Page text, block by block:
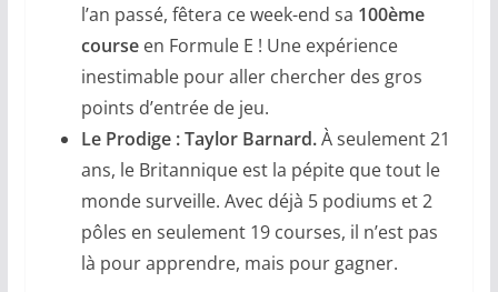
l’an passé, fêtera ce week-end sa 100ème
courseen Formule E ! Une expérience
inestimable pour aller chercher des gros
points d’entrée de jeu.
Le Prodige : Taylor Barnard.À seulement 21
ans, le Britannique est la pépite que tout le
monde surveille. Avec déjà 5 podiums et 2
pôles en seulement 19 courses, il n’est pas
là pour apprendre, mais pour gagner.